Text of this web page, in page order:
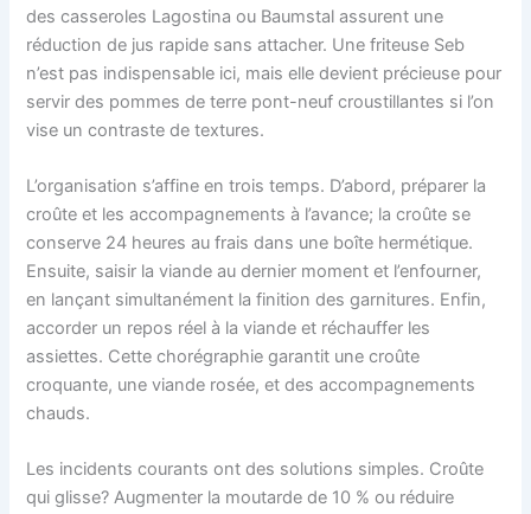
des casseroles Lagostina ou Baumstal assurent une
réduction de jus rapide sans attacher. Une friteuse Seb
n’est pas indispensable ici, mais elle devient précieuse pour
servir des pommes de terre pont-neuf croustillantes si l’on
vise un contraste de textures.
L’organisation s’affine en trois temps. D’abord, préparer la
croûte et les accompagnements à l’avance; la croûte se
conserve 24 heures au frais dans une boîte hermétique.
Ensuite, saisir la viande au dernier moment et l’enfourner,
en lançant simultanément la finition des garnitures. Enfin,
accorder un repos réel à la viande et réchauffer les
assiettes. Cette chorégraphie garantit une croûte
croquante, une viande rosée, et des accompagnements
chauds.
Les incidents courants ont des solutions simples. Croûte
qui glisse? Augmenter la moutarde de 10 % ou réduire